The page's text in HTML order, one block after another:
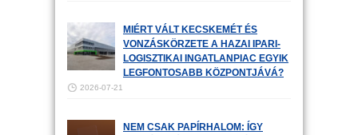
MIÉRT VÁLT KECSKEMÉT ÉS
VONZÁSKÖRZETE A HAZAI IPARI-
LOGISZTIKAI INGATLANPIAC EGYIK
LEGFONTOSABB KÖZPONTJÁVÁ?
2026-07-21
NEM CSAK PAPÍRHALOM: ÍGY